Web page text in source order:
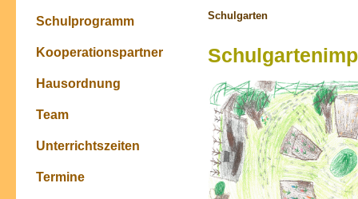
Schulprogramm
Kooperationspartner
Hausordnung
Team
Unterrichtszeiten
Termine
Schulgarten